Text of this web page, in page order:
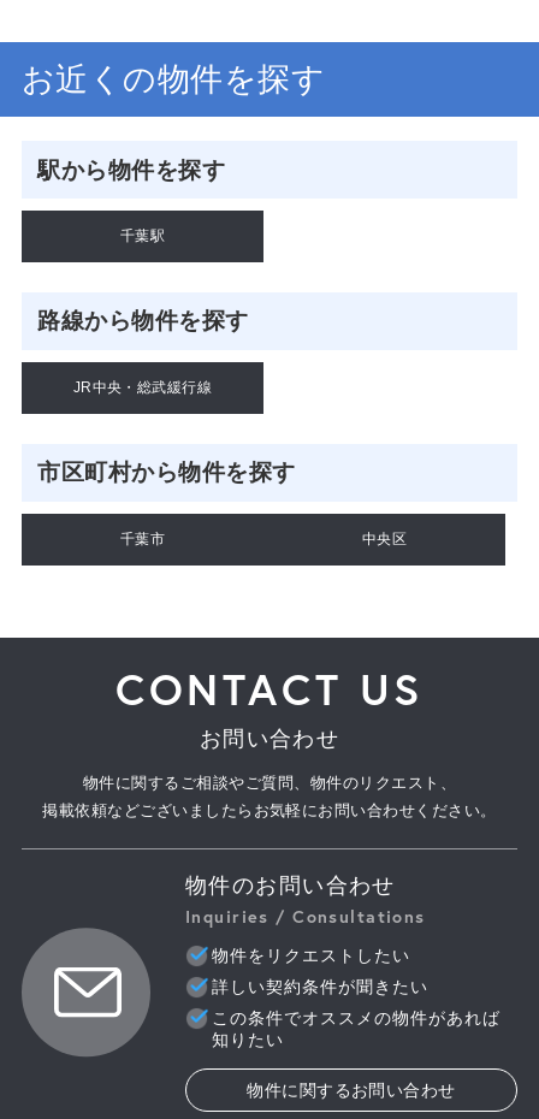
お近くの物件を探す
駅から物件を探す
千葉駅
路線から物件を探す
JR中央・総武緩行線
市区町村から物件を探す
千葉市 中央区
CONTACT US
お問い合わせ
物件に関するご相談やご質問、物件のリクエスト、
掲載依頼などございましたらお気軽にお問い合わせください。
物件のお問い合わせ
Inquiries / Consultations
物件をリクエストしたい
詳しい契約条件が聞きたい
この条件でオススメの物件があれば
知りたい
物件に関するお問い合わせ